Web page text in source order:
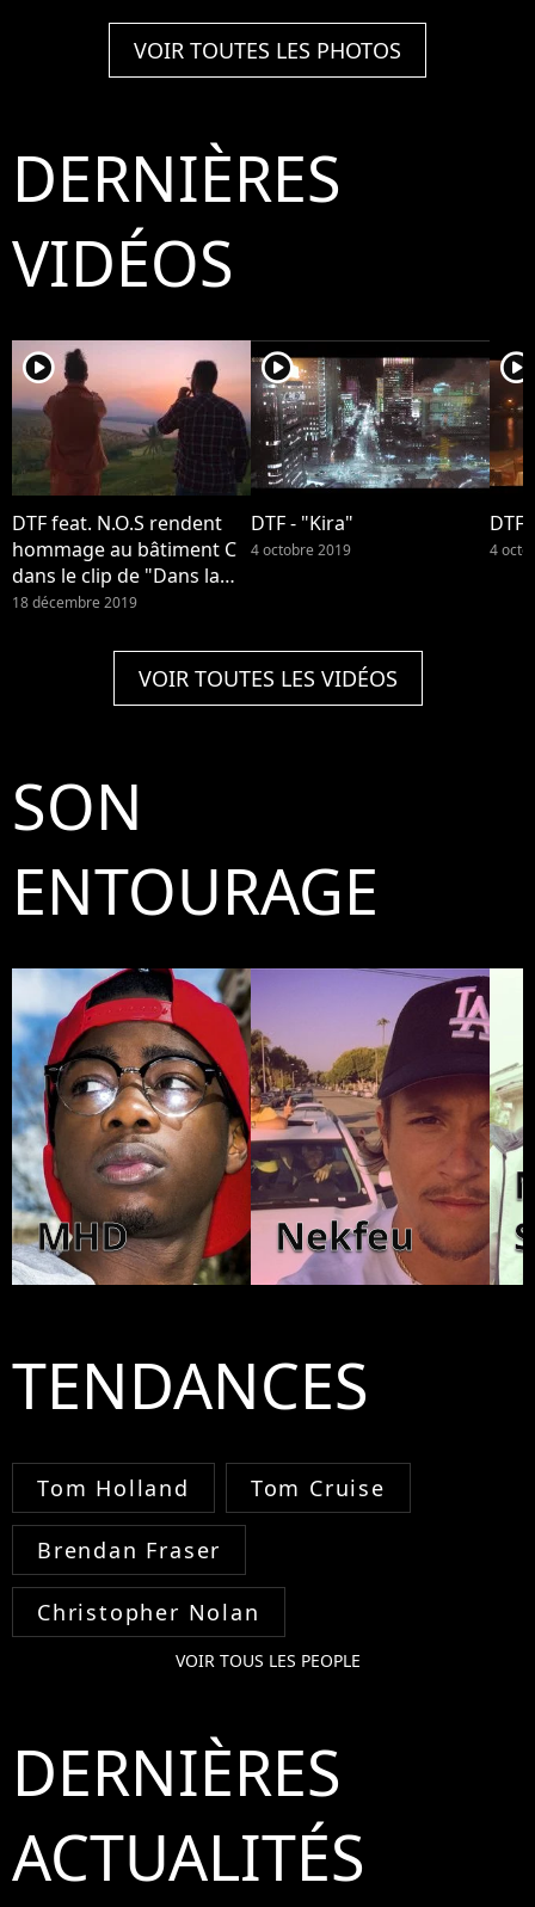
VOIR TOUTES LES PHOTOS
DERNIÈRES
VIDÉOS
player2
DTF feat. N.O.S rendent
hommage au bâtiment C
dans le clip de "Dans la
ville"
18 décembre 2019
player2
DTF - "Kira"
4 octobre 2019
player2
DTF
4
VOIR TOUTES LES VIDÉOS
SON
ENTOURAGE
MHD Nekfeu
TENDANCES
Tom Holland Tom Cruise
Brendan Fraser
Christopher Nolan
VOIR TOUS LES PEOPLE
DERNIÈRES
ACTUALITÉS